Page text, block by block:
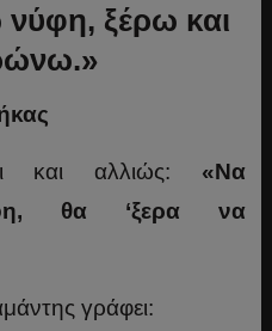
ξέρω και
και αλλιώς: «Να
θα ‘ξερα να
γράφει: